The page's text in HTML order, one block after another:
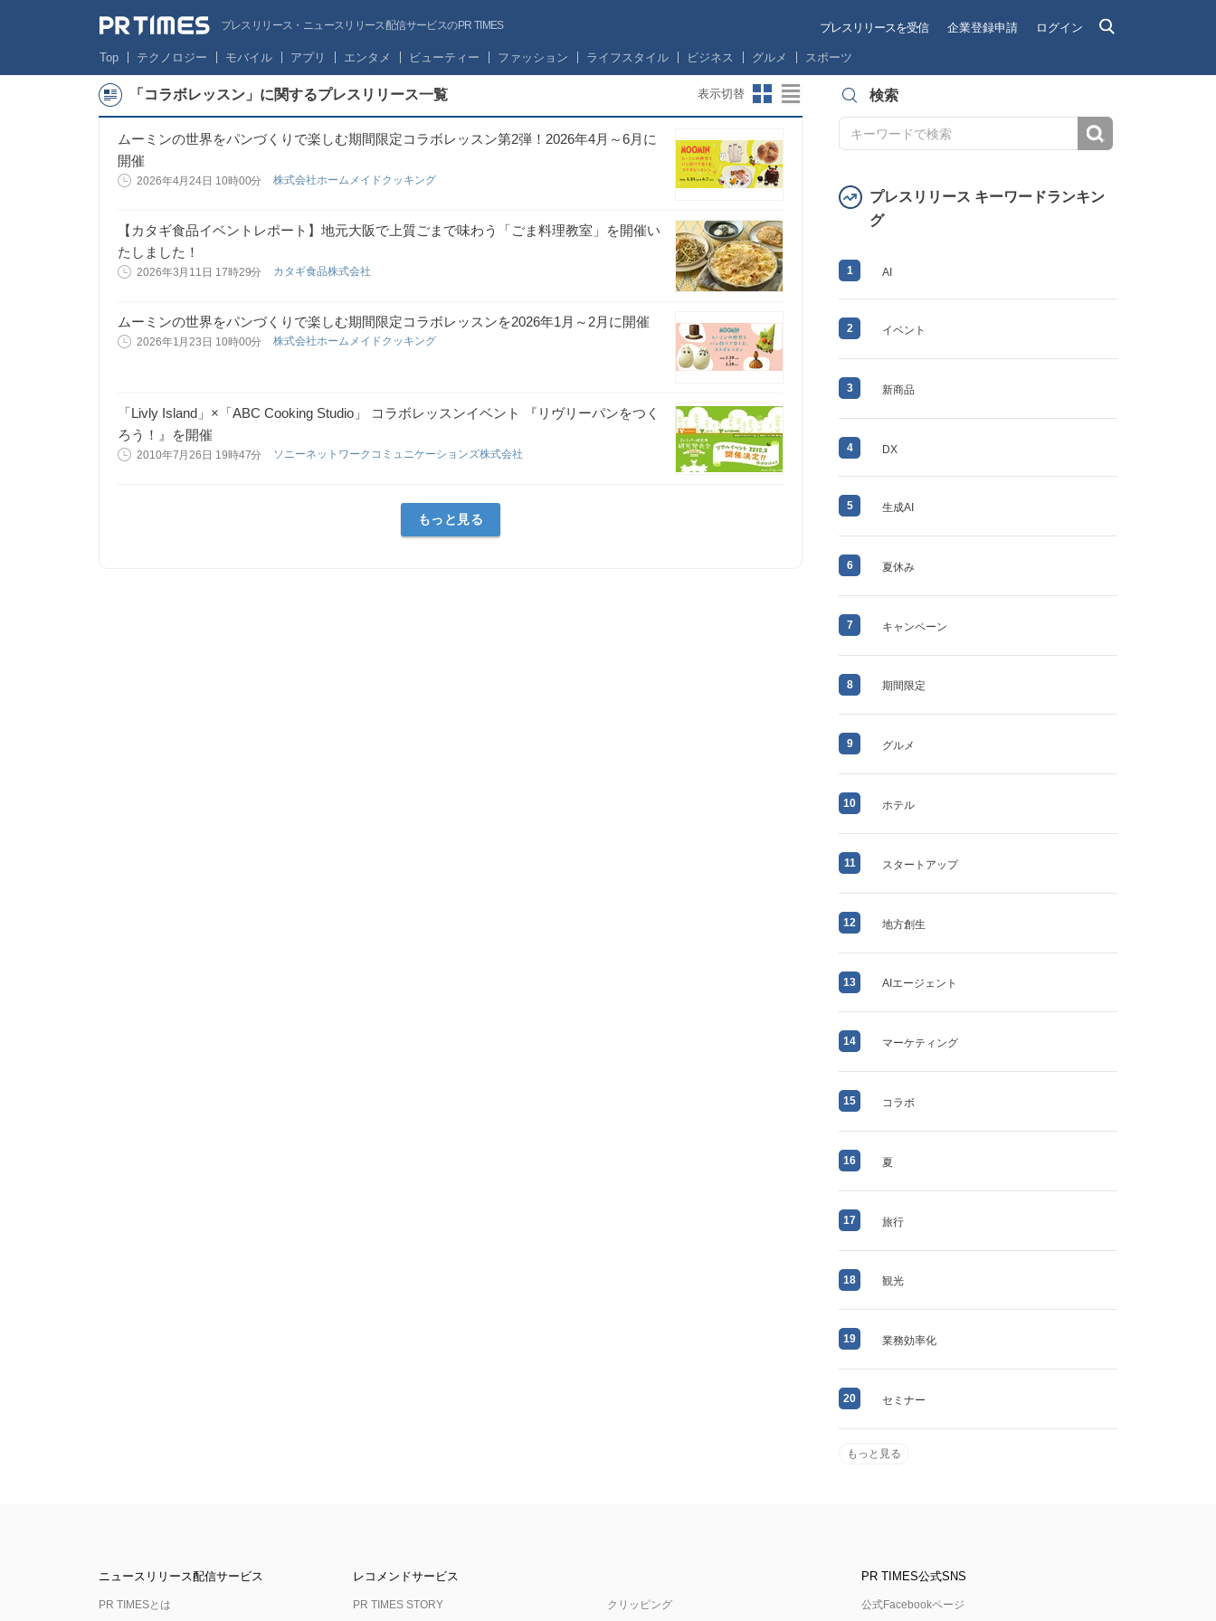
プレスリリース・ニュースリリース配信サービスのPR TIMES プレスリリースを受信 企業登録申請 ログイン
Top テクノロジー モバイル アプリ エンタメ ビューティー ファッション ライフスタイル ビジネス グルメ スポーツ
「コラボレッスン」に関するプレスリリース一覧 表示切替
ムーミンの世界をパンづくりで楽しむ期間限定コラボレッスン第2弾！2026年4月～6月に
開催
2026年4月24日 10時00分 株式会社ホームメイドクッキング
【カタギ食品イベントレポート】地元大阪で上質ごまで味わう「ごま料理教室」を開催い
たしました！
2026年3月11日 17時29分 カタギ食品株式会社
ムーミンの世界をパンづくりで楽しむ期間限定コラボレッスンを2026年1月～2月に開催
2026年1月23日 10時00分 株式会社ホームメイドクッキング
「Livly Island」×「ABC Cooking Studio」 コラボレッスンイベント 『リヴリーパンをつく
ろう！』を開催
2010年7月26日 19時47分 ソニーネットワークコミュニケーションズ株式会社
もっと見る
検索
プレスリリース キーワードランキン
グ
1 AI
2 イベント
3 新商品
4 DX
5 生成AI
6 夏休み
7 キャンペーン
8 期間限定
9 グルメ
10 ホテル
11 スタートアップ
12 地方創生
13 AIエージェント
14 マーケティング
15 コラボ
16 夏
17 旅行
18 観光
19 業務効率化
20 セミナー
もっと見る
ニュースリリース配信サービス
PR TIMESとは
レコメンドサービス
PR TIMES STORY クリッピング
PR TIMES公式SNS
公式Facebookページ